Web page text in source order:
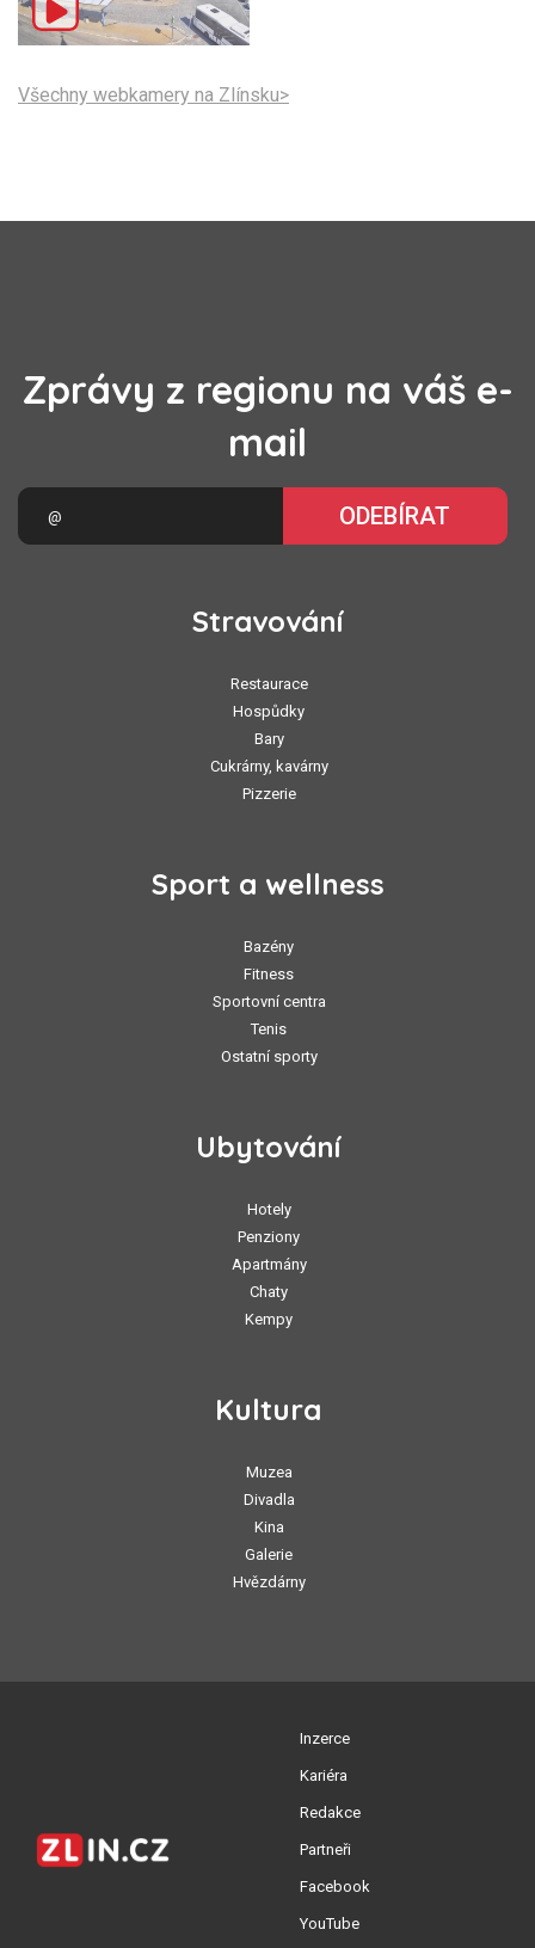
Všechny webkamery na Zlínsku>
Zprávy z regionu na váš e-
mail
ODEBÍRAT
Stravování
Restaurace
Hospůdky
Bary
Cukrárny, kavárny
Pizzerie
Sport a wellness
Bazény
Fitness
Sportovní centra
Tenis
Ostatní sporty
Ubytování
Hotely
Penziony
Apartmány
Chaty
Kempy
Kultura
Muzea
Divadla
Kina
Galerie
Hvězdárny
Inzerce
Kariéra
Redakce
Partneři
Facebook
YouTube